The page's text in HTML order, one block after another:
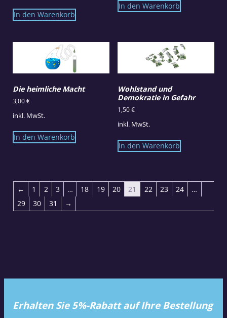
In den Warenkorb
In den Warenkorb
Die heimliche Macht
3,00€
inkl. MwSt.
In den Warenkorb
Wohlstand und
Demokratie in Gefahr
1,50€
inkl. MwSt.
In den Warenkorb
← 1 2 3 … 18 19 20 21 22 23 24
…
29
30 31 →
Erhalten Sie 5%-Rabatt auf Ihre Bestellung